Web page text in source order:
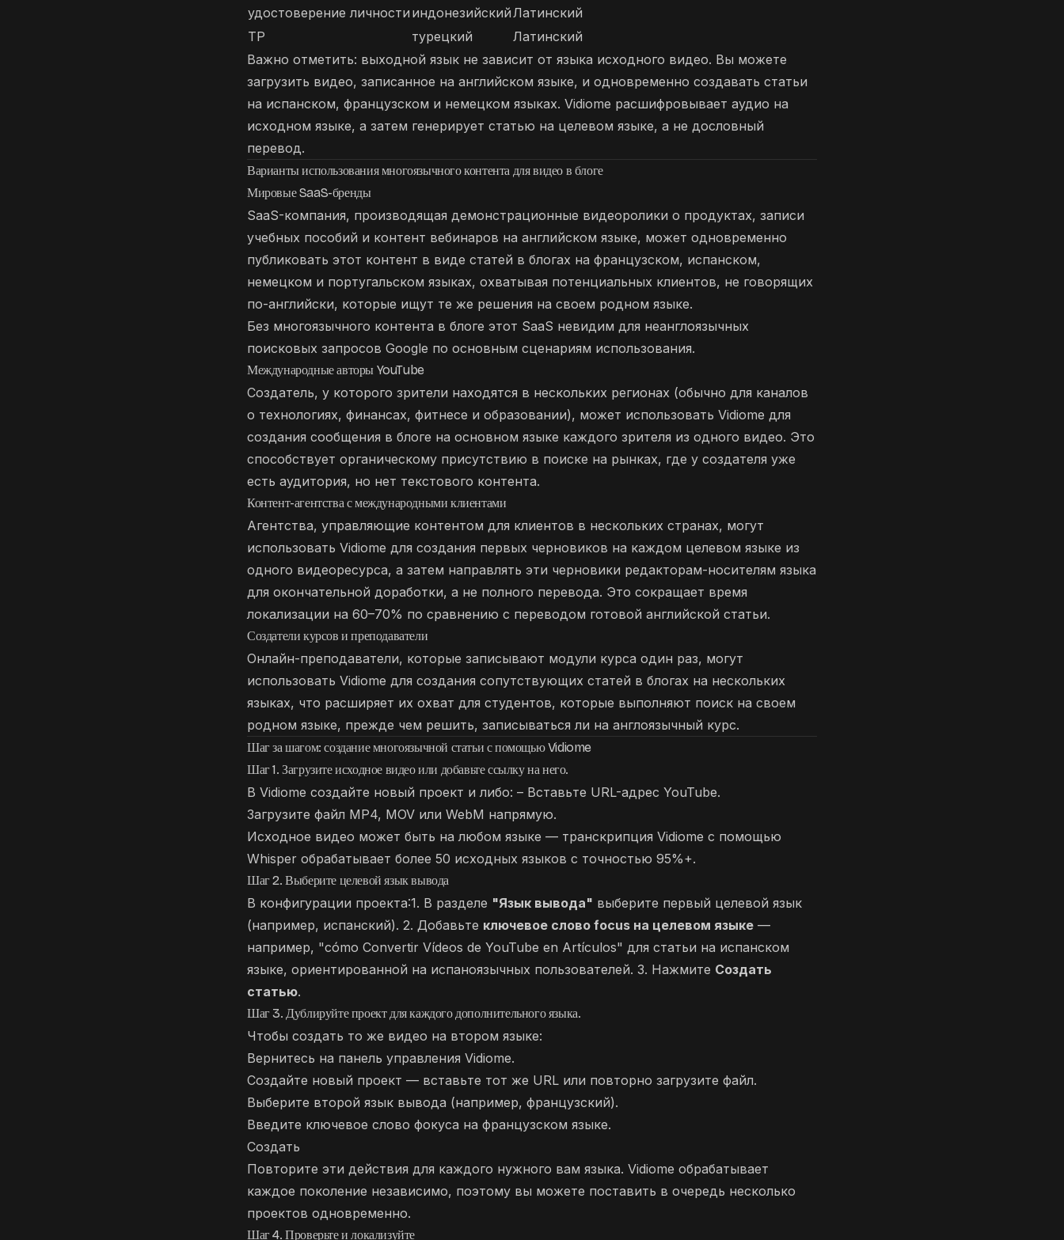
удостоверение личности индонезийскийЛатинский
ТР
турецкий
Латинский
Важно отметить: выходной язык не зависит от языка исходного видео. Вы можете
загрузить видео, записанное на английском языке, и одновременно создавать статьи
на испанском, французском и немецком языках. Vidiome расшифровывает аудио на
исходном языке, а затем генерирует статью на целевом языке, а не дословный
перевод.
Варианты использования многоязычного контента для видео в блоге
Мировые SaaS-бренды
SaaS-компания, производящая демонстрационные видеоролики о продуктах, записи
учебных пособий и контент вебинаров на английском языке, может одновременно
публиковать этот контент в виде статей в блогах на французском, испанском,
немецком и португальском языках, охватывая потенциальных клиентов, не говорящих
по-английски, которые ищут те же решения на своем родном языке.
Без многоязычного контента в блоге этот SaaS невидим для неанглоязычных
поисковых запросов Google по основным сценариям использования.
Международные авторы YouTube
Создатель, у которого зрители находятся в нескольких регионах (обычно для каналов
о технологиях, финансах, фитнесе и образовании), может использовать Vidiome для
создания сообщения в блоге на основном языке каждого зрителя из одного видео. Это
способствует органическому присутствию в поиске на рынках, где у создателя уже
есть аудитория, но нет текстового контента.
Контент-агентства с международными клиентами
Агентства, управляющие контентом для клиентов в нескольких странах, могут
использовать Vidiome для создания первых черновиков на каждом целевом языке из
одного видеоресурса, а затем направлять эти черновики редакторам-носителям языка
для окончательной доработки, а не полного перевода. Это сокращает время
локализации на 60–70% по сравнению с переводом готовой английской статьи.
Создатели курсов и преподаватели
Онлайн-преподаватели, которые записывают модули курса один раз, могут
использовать Vidiome для создания сопутствующих статей в блогах на нескольких
языках, что расширяет их охват для студентов, которые выполняют поиск на своем
родном языке, прежде чем решить, записываться ли на англоязычный курс.
Шаг за шагом: создание многоязычной статьи с помощью Vidiome
Шаг 1. Загрузите исходное видео или добавьте ссылку на него.
В Vidiome создайте новый проект и либо: – Вставьте URL-адрес YouTube.
Загрузите файл MP4, MOV или WebM напрямую.
Исходное видео может быть на любом языке — транскрипция Vidiome с помощью
Whisper обрабатывает более 50 исходных языков с точностью 95%+.
Шаг 2. Выберите целевой язык вывода
В конфигурации проекта:1. В разделе "Язык вывода" выберите первый целевой язык
(например, испанский). 2. Добавьте ключевое слово focus на целевом языке —
например, "cómo Convertir Vídeos de YouTube en Artículos" для статьи на испанском
языке, ориентированной на испаноязычных пользователей. 3. Нажмите Создать
статью.
Шаг 3. Дублируйте проект для каждого дополнительного языка.
Чтобы создать то же видео на втором языке:
Вернитесь на панель управления Vidiome.
Создайте новый проект — вставьте тот же URL или повторно загрузите файл.
Выберите второй язык вывода (например, французский).
Введите ключевое слово фокуса на французском языке.
Создать
Повторите эти действия для каждого нужного вам языка. Vidiome обрабатывает
каждое поколение независимо, поэтому вы можете поставить в очередь несколько
проектов одновременно.
Шаг 4. Проверьте и локализуйте